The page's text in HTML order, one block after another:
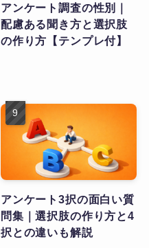
アンケート調査の性別｜
配慮ある聞き方と選択肢
の作り方【テンプレ付】
アンケート3択の面白い質
問集｜選択肢の作り方と4
択との違いも解説